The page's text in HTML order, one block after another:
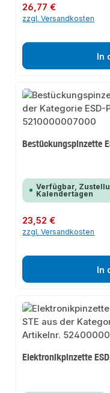
Regulärer Preis:
26,77 €
zzgl. Versandkosten
In
Bestückungspinzette
Verfügbar,
Kalendertagen
Regulärer Preis:
23,52 €
zzgl. Versandkosten
In
Elektronikpinzette